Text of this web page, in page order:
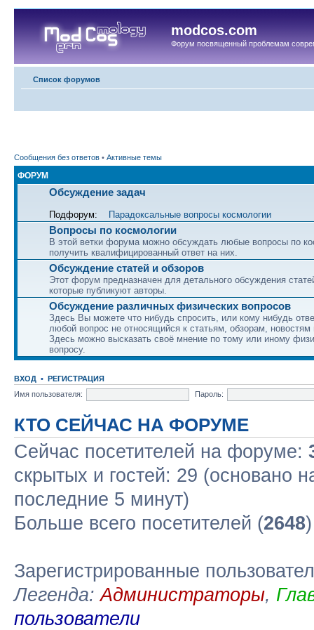
modcos.com
Форум посвященный проблемам
Список форумов
Сообщения без ответов • Активные темы
ФОРУМ
Обсуждение задач
Подфорум: Парадоксальные вопросы космологии
Вопросы по космологии
В этой ветки форума можно обсуждать любые вопросы по
получить квалифицированный ответ на них.
Обсуждение статей и обзоров
Этот форум предназначен для детального обсуждения
которые публикуют авторы.
Обсуждение различных физических вопросов
Здесь Вы можете что нибудь спросить, или кому нибудь
любой вопрос не относящийся к статьям, обзорам, новостям
Здесь можно высказать своё мнение по тому или иному
вопросу.
ВХОД • РЕГИСТРАЦИЯ
Имя пользователя:
Пароль:
КТО СЕЙЧАС НА ФОРУМЕ
Сейчас посетителей на форуме:
скрытых и гостей: 29 (основано
последние 5 минут)
Больше всего посетителей (2648
Зарегистрированные
Легенда:Администраторы,
пользователи